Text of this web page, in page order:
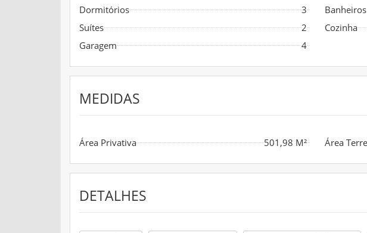
Dormitórios 3 Banheiros
Suítes
2 Cozinha
Garagem
4
MEDIDAS
Área Privativa 501,98 M² Área
DETALHES